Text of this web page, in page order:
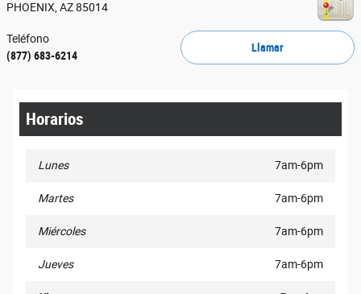
PHOENIX,AZ85014
Llamar
Teléfono
(877) 683-6214
Horarios
Lunes 7am-6pm
Martes 7am-6pm
Miércoles 7am-6pm
Jueves 7am-6pm